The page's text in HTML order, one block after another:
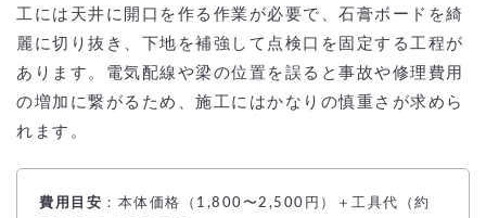
工には天井に開口を作る作業が必要で、石膏ボードを綺
麗に切り抜き、下地を補強して点検口を固定する工程が
あります。電気配線や梁の位置を誤ると事故や修理費用
の増加に繋がるため、施工にはかなりの慎重さが求めら
れます。
費用目安 ：本体価格（1,800〜2,500円）＋工具代（約